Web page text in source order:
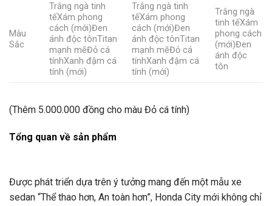
Màu
Sắc
Trắng ngà tinh
tếXám phong
cách (mới)Đen
ánh độc tônTitan
mạnh mẽĐỏ cá
tínhXanh đậm cá
tính (mới)
Trắng ngà tinh
tếXám phong
cách (mới)Đen
ánh độc tônTitan
mạnh mẽĐỏ cá
tínhXanh đậm cá
tính (mới)
Trắng ngà
tinh tếXám
phong cách
(mới)Đen
ánh độc
tôn
(Thêm 5.000.000 đồng cho màu Đỏ cá tính)
Tổng quan về sản phẩm
Được phát triển dựa trên ý tưởng mang đến một mẫu xe
sedan “Thể thao hơn, An toàn hơn”, Honda City mới không chỉ